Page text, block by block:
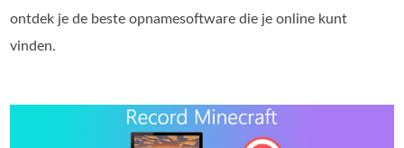
ontdek je de beste opname­software die je online kunt
vinden.